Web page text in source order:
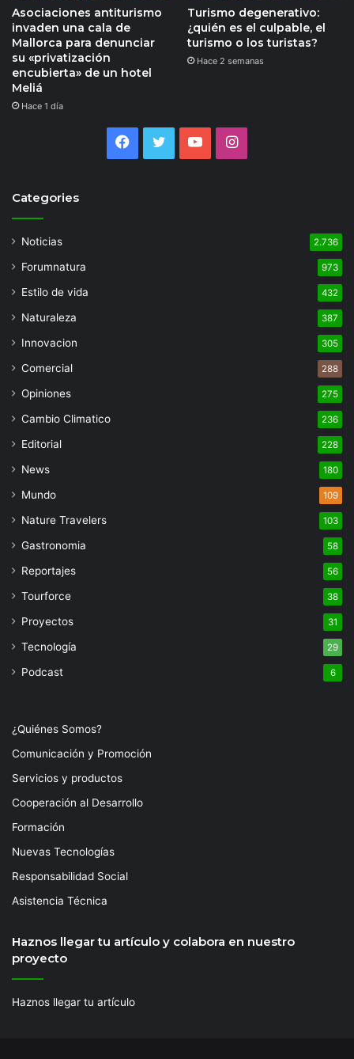
Asociaciones antiturismo
invaden una cala de
Mallorca para denunciar
su «privatización
encubierta» de un hotel
Meliá
Hace 1 día
Turismo degenerativo:
¿quién es el culpable, el
turismo o los turistas?
Hace 2 semanas
Facebook
TwitterYouTubeInstagram
Categories
Noticias 2.736
Forumnatura 973
Estilo de vida 432
Naturaleza 387
Innovacion 305
Comercial 288
Opiniones 275
Cambio Climatico 236
Editorial 228
News 180
Mundo 109
Nature Travelers 103
Gastronomia 58
Reportajes 56
Tourforce 38
Proyectos 31
Tecnología 29
Podcast 6
¿Quiénes Somos?
Comunicación y Promoción
Servicios y productos
Cooperación al Desarrollo
Formación
Nuevas Tecnologías
Responsabilidad Social
Asistencia Técnica
Haznos llegar tu artículo y colabora en nuestro
proyecto
Haznos llegar tu artículo